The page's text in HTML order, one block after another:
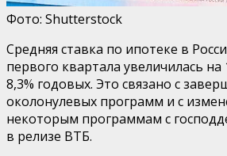
Фото: Shutterstock
Средняя ставка по ипотеке в
первого квартала увеличилась на
8,3% годовых. Это связано с
околонулевых программ и с
некоторым программам с
в релизе ВТБ.